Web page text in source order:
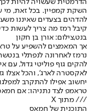
הדרמטית שעשויה להיות
השקת קמפיין. בכל זאת, מי
להדהים בצעדים שאיננו
קיבל רמז מה צריך לעשות
בנט,צילום: אורן בן חקון
אך המאמצים להשפיע על
נרמז לאחרונה לנפתלי בנט
להקים גוף פוליטי גדול, עם
לאקסטרה לארג', והכל אצלו
יחשוב אפילו להתקרב
טראמפ לצד נתניהו: אם
/// מתוך X
התוכנית של חמאס